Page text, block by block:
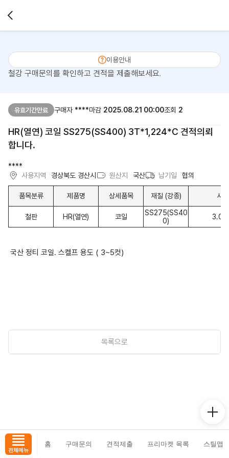
이용안내
철강 구매문의를 확인하고 견적을 제출해보세요.
유효기간만료 구매자 ****마감 2025.08.21 00:00조회 2
HR(열연) 코일 SS275(SS400) 3T*1,224*C 견적의뢰
합니다.
****
사용지역
경상북도 경산시 원산지 국산 납기일 협의
품목분류 제품명 상세품목 재질 (강종) 사
철판 HR(열연) 코일
SS275(SS40
0)
국산 정티 코일. 스켈프 용도 ( 3~5컷)
목록으로
전체메뉴
홈 구매문의 견적제출 프리마켓 목록 스틸맵